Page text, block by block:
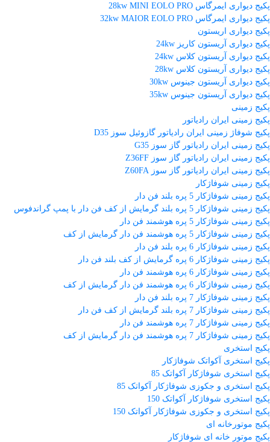
پکیج دیواری ایمرگاس 28kw MINI EOLO PRO
پکیج دیواری ایمرگاس 32kw MAIOR EOLO PRO
پکیج دیواری اریستون
پکیج دیواری آریستون کاریز 24kw
پکیج دیواری آریستون کلاس 24kw
پکیج دیواری آریستون کلاس 28kw
پکیج دیواری آریستون جینوس 30kw
پکیج دیواری آریستون جینوس 35kw
پکیج زمینی
پکیج زمینی ایران رادیاتور
پکیج شوفاژ زمینی ایران رادیاتور گازوئیل سوز D35
پکیج زمینی ایران رادیاتور گاز سوز G35
پکیج زمینی ایران رادیاتور گاز سوز Z36FF
پکیج زمینی ایران رادیاتور گاز سوز Z60FA
پکیج زمینی شوفاژکار
پکیج زمینی شوفاژکار 5 پره بلند فن دار
پکیج زمینی شوفاژکار 5 پره بلند گرمایش از کف فن دار با پمپ گراندفوس
پکیج زمینی شوفاژکار 5 پره هوشمند فن دار
پکیج زمینی شوفاژکار 5 پره هوشمند فن دار گرمایش از کف
پکیج زمینی شوفاژکار 6 پره بلند فن دار
پکیج زمینی شوفاژکار 6 پره گرمایش از کف بلند فن دار
پکیج زمینی شوفاژکار 6 پره هوشمند فن دار
پکیج زمینی شوفاژکار 6 پره هوشمند فن دار گرمایش از کف
پکیج زمینی شوفاژکار 7 پره بلند فن دار
پکیج زمینی شوفاژکار 7 پره بلند گرمایش از کف فن دار
پکیج زمینی شوفاژکار 7 پره هوشمند فن دار
پکیج زمینی شوفاژکار 7 پره هوشمند فن دار گرمایش از کف
پکیج استخری
پکیج استخری آکواتک شوفاژکار
پکیج استخری شوفاژکار آکواتک 85
پکیج استخری و جکوزی شوفاژکار آکواتک 85
پکیج استخری شوفاژکار آکواتک 150
پکیج استخری و جکوزی شوفاژکار آکواتک 150
پکیج موتورخانه ای
پکیج موتور خانه ای شوفاژکار